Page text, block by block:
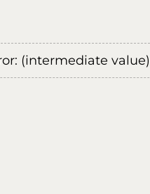
(intermediate